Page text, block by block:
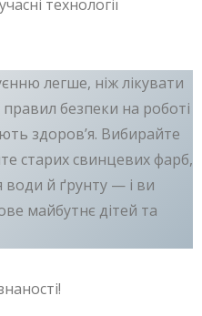
технології
легше, ніж лікувати
безпеки на роботі
здоров’я. Вибирайте
старих свинцевих фарб,
води й ґрунту — і ви
майбутнє дітей та